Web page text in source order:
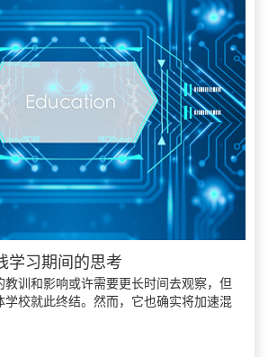
学习期间的思考
教训和影响或许需要更长时间去观察，但
学校就此终结。然而，它也确实将加速混